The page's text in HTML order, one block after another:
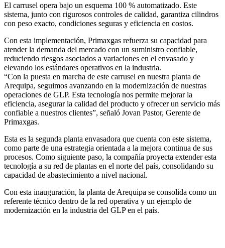
El carrusel opera bajo un esquema 100 % automatizado. Este
sistema, junto con rigurosos controles de calidad, garantiza cilindros
con peso exacto, condiciones seguras y eficiencia en costos.
Con esta implementación, Primaxgas refuerza su capacidad para
atender la demanda del mercado con un suministro confiable,
reduciendo riesgos asociados a variaciones en el envasado y
elevando los estándares operativos en la industria.
“Con la puesta en marcha de este carrusel en nuestra planta de
Arequipa, seguimos avanzando en la modernización de nuestras
operaciones de GLP. Esta tecnología nos permite mejorar la
eficiencia, asegurar la calidad del producto y ofrecer un servicio más
confiable a nuestros clientes”, señaló Jovan Pastor, Gerente de
Primaxgas.
Esta es la segunda planta envasadora que cuenta con este sistema,
como parte de una estrategia orientada a la mejora continua de sus
procesos. Como siguiente paso, la compañía proyecta extender esta
tecnología a su red de plantas en el norte del país, consolidando su
capacidad de abastecimiento a nivel nacional.
Con esta inauguración, la planta de Arequipa se consolida como un
referente técnico dentro de la red operativa y un ejemplo de
modernización en la industria del GLP en el país.